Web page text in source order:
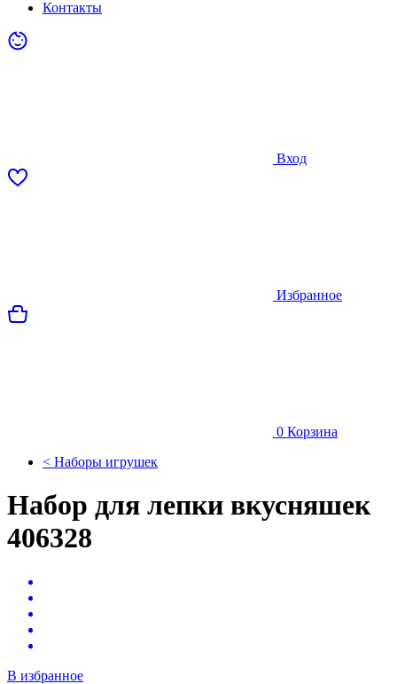
Контакты
Вход
Избранное
0 Корзина
< Наборы игрушек
Набор для лепки вкусняшек
406328
В избранное